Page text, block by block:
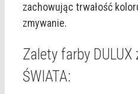
zachowując trwałość
zmywanie.
Zalety farby DULUX
ŚWIATA: